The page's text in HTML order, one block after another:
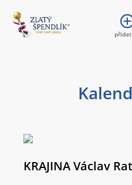
KRAJINA Václav